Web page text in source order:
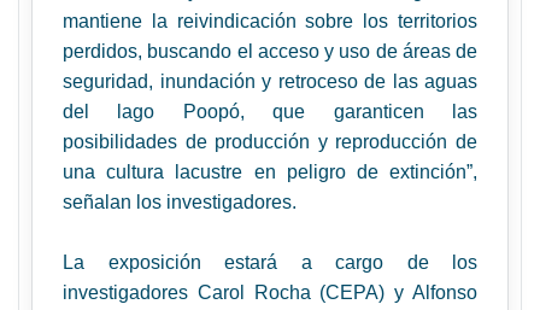
mantiene la reivindicación sobre los territorios
perdidos, buscando el acceso y uso de áreas de
seguridad, inundación y retroceso de las aguas
del lago Poopó, que garanticen las
posibilidades de producción y reproducción de
una cultura lacustre en peligro de extinción”,
señalan los investigadores.
La exposición estará a cargo de los
investigadores Carol Rocha (CEPA) y Alfonso